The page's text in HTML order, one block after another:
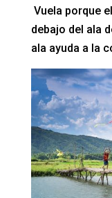
Vuela porque
debajo del ala
ala ayuda a la